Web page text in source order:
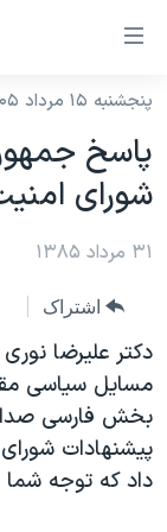
لینکهای
دسترسی
جهش
محتوای
اصلی
صفحه
اصلی
جهش
به
جستجو
نسخه سبک
موضوع ها
ایران
آمریکا
جهان
ورزشی
گزیده‌ها
ویژه برنامه‌ها
برنامه های
جدول برنامه ها
صفحه‌های ویژه
جام جهانی ۲۰۲۶
عملیات خشم
۲۵۰سالگی آمریکا
فرکانس‌های
پخش رادیویی
یادگیری زبان
پنجشنبه ۱۵ مرداد ۱۴۰۵ ایران ۱۳:۱۰
پاسخ
شورای
۳۱ مرداد ۱۳۸۵
اشتراک
دکتر عليرضا نوری
مسايل سياسی
بخش فارسی
پيشنهادات
داد که توجه